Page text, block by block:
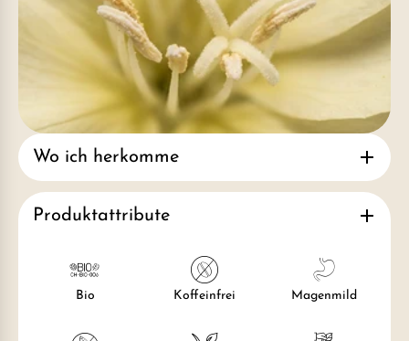
Wo ich herkomme
Produktattribute
Bio Koffeinfrei Magenmild